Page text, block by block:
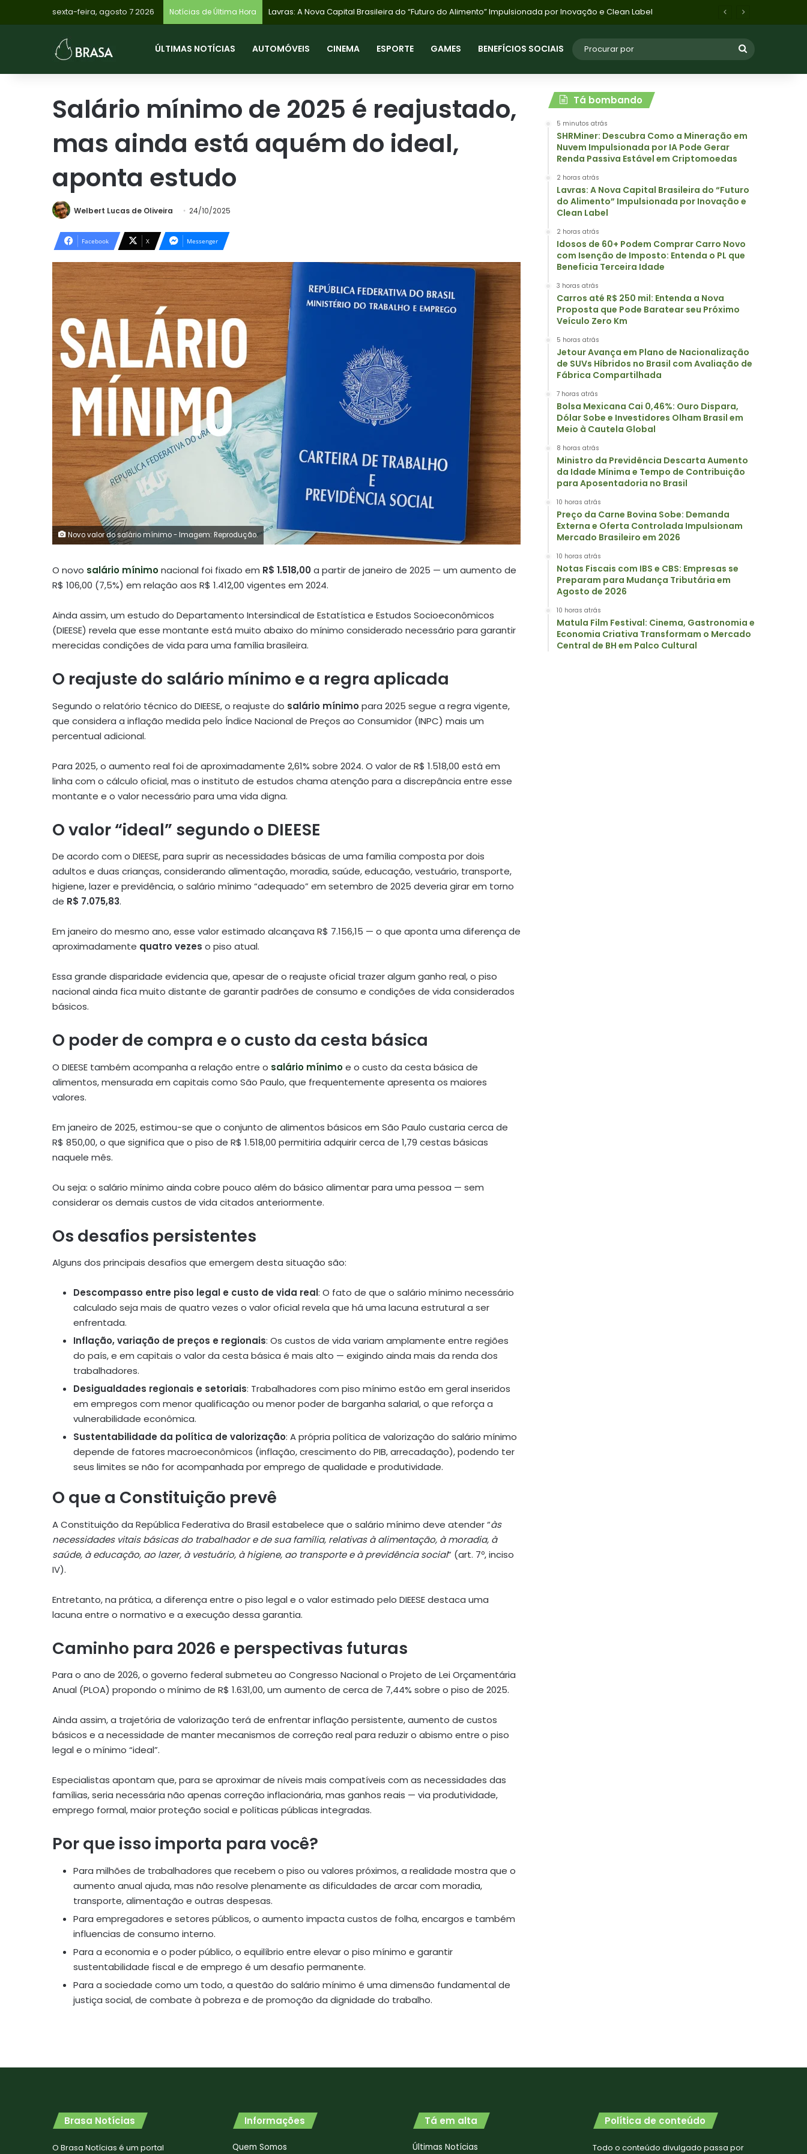
sexta-feira, agosto 7 2026 Notícias de Última Hora Idosos de 60+ Podem Comprar Carro Novo com Isenção de Imposto: Entenda o PL que Beneficia Terceira Idade
ÚLTIMAS NOTÍCIAS AUTOMÓVEIS CINEMA ESPORTE GAMES BENEFÍCIOS SOCIAIS
Salário mínimo de 2025 é reajustado,
mas ainda está aquém do ideal,
aponta estudo
Welbert Lucas de Oliveira 24/10/2025
Facebook X Messenger
Novo valor do salário mínimo - Imagem: Reprodução.
O novo salário mínimonacional foi fixado em R$ 1.518,00a partir de janeiro de 2025 — um aumento de
R$ 106,00 (7,5%) em relação aos R$ 1.412,00 vigentes em 2024.
Ainda assim, um estudo do Departamento Intersindical de Estatística e Estudos Socioeconômicos
(DIEESE) revela que esse montante está muito abaixo do mínimo considerado necessário para garantir
merecidas condições de vida para uma família brasileira.
O reajuste do salário mínimo e a regra aplicada
Segundo o relatório técnico do DIEESE, o reajuste do salário mínimo para 2025 segue a regra vigente,
que considera a inflação medida pelo Índice Nacional de Preços ao Consumidor (INPC) mais um
percentual adicional.
Para 2025, o aumento real foi de aproximadamente 2,61% sobre 2024. O valor de R$ 1.518,00 está em
linha com o cálculo oficial, mas o instituto de estudos chama atenção para a discrepância entre esse
montante e o valor necessário para uma vida digna.
O valor “ideal” segundo o DIEESE
De acordo com o DIEESE, para suprir as necessidades básicas de uma família composta por dois
adultos e duas crianças, considerando alimentação, moradia, saúde, educação, vestuário, transporte,
higiene, lazer e previdência, o salário mínimo “adequado” em setembro de 2025 deveria girar em torno
de R$ 7.075,83.
Em janeiro do mesmo ano, esse valor estimado alcançava R$ 7.156,15 — o que aponta uma diferença de
aproximadamente quatro vezes o piso atual.
Essa grande disparidade evidencia que, apesar de o reajuste oficial trazer algum ganho real, o piso
nacional ainda fica muito distante de garantir padrões de consumo e condições de vida considerados
básicos.
O poder de compra e o custo da cesta básica
O DIEESE também acompanha a relação entre o salário mínimoe o custo da cesta básica de
alimentos, mensurada em capitais como São Paulo, que frequentemente apresenta os maiores
valores.
Em janeiro de 2025, estimou-se que o conjunto de alimentos básicos em São Paulo custaria cerca de
R$ 850,00, o que significa que o piso de R$ 1.518,00 permitiria adquirir cerca de 1,79 cestas básicas
naquele mês.
Ou seja: o salário mínimo ainda cobre pouco além do básico alimentar para uma pessoa — sem
considerar os demais custos de vida citados anteriormente.
Os desafios persistentes
Alguns dos principais desafios que emergem desta situação são:
Descompasso entre piso legal e custo de vida real: O fato de que o salário mínimo necessário
calculado seja mais de quatro vezes o valor oficial revela que há uma lacuna estrutural a ser
enfrentada.
Inflação, variação de preços e regionais: Os custos de vida variam amplamente entre regiões
do país, e em capitais o valor da cesta básica é mais alto — exigindo ainda mais da renda dos
trabalhadores.
Desigualdades regionais e setoriais: Trabalhadores com piso mínimo estão em geral inseridos
em empregos com menor qualificação ou menor poder de barganha salarial, o que reforça a
vulnerabilidade econômica.
Sustentabilidade da política de valorização: A própria política de valorização do salário mínimo
depende de fatores macroeconômicos (inflação, crescimento do PIB, arrecadação), podendo ter
seus limites se não for acompanhada por emprego de qualidade e produtividade.
O que a Constituição prevê
A Constituição da República Federativa do Brasil estabelece que o salário mínimo deve atender “às
necessidades vitais básicas do trabalhador e de sua família, relativas à alimentação, à moradia, à
saúde, à educação, ao lazer, à vestuário, à higiene, ao transporte e à previdência social” (art. 7º, inciso
IV).
Entretanto, na prática, a diferença entre o piso legal e o valor estimado pelo DIEESE destaca uma
lacuna entre o normativo e a execução dessa garantia.
Caminho para 2026 e perspectivas futuras
Para o ano de 2026, o governo federal submeteu ao Congresso Nacional o Projeto de Lei Orçamentária
Anual (PLOA) propondo o mínimo de R$ 1.631,00, um aumento de cerca de 7,44% sobre o piso de 2025.
Ainda assim, a trajetória de valorização terá de enfrentar inflação persistente, aumento de custos
básicos e a necessidade de manter mecanismos de correção real para reduzir o abismo entre o piso
legal e o mínimo “ideal”.
Especialistas apontam que, para se aproximar de níveis mais compatíveis com as necessidades das
famílias, seria necessária não apenas correção inflacionária, mas ganhos reais — via produtividade,
emprego formal, maior proteção social e políticas públicas integradas.
Por que isso importa para você?
Para milhões de trabalhadores que recebem o piso ou valores próximos, a realidade mostra que o
aumento anual ajuda, mas não resolve plenamente as dificuldades de arcar com moradia,
transporte, alimentação e outras despesas.
Para empregadores e setores públicos, o aumento impacta custos de folha, encargos e também
influencias de consumo interno.
Para a economia e o poder público, o equilíbrio entre elevar o piso mínimo e garantir
sustentabilidade fiscal e de emprego é um desafio permanente.
Para a sociedade como um todo, a questão do salário mínimo é uma dimensão fundamental de
justiça social, de combate à pobreza e de promoção da dignidade do trabalho.
Tá bombando
5 minutos atrás
SHRMiner: Descubra Como a Mineração em
Nuvem Impulsionada por IA Pode Gerar
Renda Passiva Estável em Criptomoedas
2 horas atrás
Lavras: A Nova Capital Brasileira do “Futuro
do Alimento” Impulsionada por Inovação e
Clean Label
2 horas atrás
Idosos de 60+ Podem Comprar Carro Novo
com Isenção de Imposto: Entenda o PL que
Beneficia Terceira Idade
3 horas atrás
Carros até R$ 250 mil: Entenda a Nova
Proposta que Pode Baratear seu Próximo
Veículo Zero Km
5 horas atrás
Jetour Avança em Plano de Nacionalização
de SUVs Híbridos no Brasil com Avaliação de
Fábrica Compartilhada
7 horas atrás
Bolsa Mexicana Cai 0,46%: Ouro Dispara,
Dólar Sobe e Investidores Olham Brasil em
Meio à Cautela Global
8 horas atrás
Ministro da Previdência Descarta Aumento
da Idade Mínima e Tempo de Contribuição
para Aposentadoria no Brasil
10 horas atrás
Preço da Carne Bovina Sobe: Demanda
Externa e Oferta Controlada Impulsionam
Mercado Brasileiro em 2026
10 horas atrás
Notas Fiscais com IBS e CBS: Empresas se
Preparam para Mudança Tributária em
Agosto de 2026
10 horas atrás
Matula Film Festival: Cinema, Gastronomia e
Economia Criativa Transformam o Mercado
Central de BH em Palco Cultural
Brasa Notícias
O Brasa Notícias é um portal
Informações
Quem Somos
Tá em alta
Últimas Notícias
Política de conteúdo
Todo o conteúdo divulgado passa por